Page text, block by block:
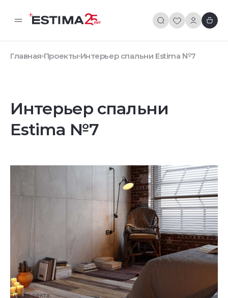
Главная Проекты Интерьер спальни Estima №7
Интерьер спальни
Estima №7
Тип проекта: